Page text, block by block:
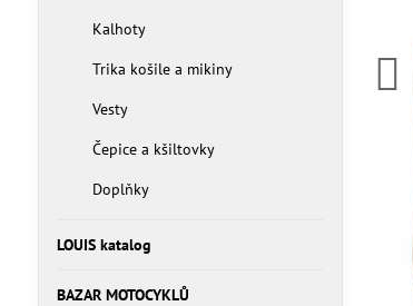
Kalhoty
Trika košile a mikiny
Vesty
Čepice a kšiltovky
Doplňky
LOUIS katalog
BAZAR MOTOCYKLŮ